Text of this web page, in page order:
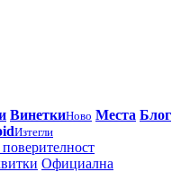
ВинеткиНово Места Блог
Изтегли
Официална